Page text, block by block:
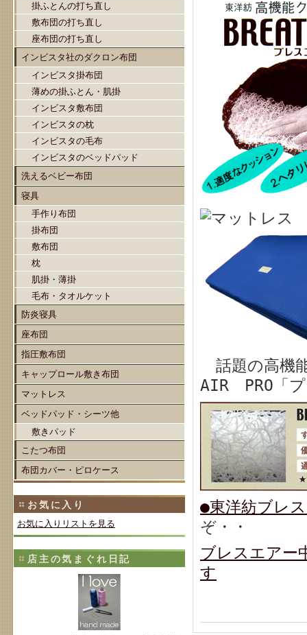
掛ふとんの打ち直し
敷布団の打ち直し
座布団の打ち直し
インビスタ社のダクロン布団
インビスタ掛布団
薄めの掛ふとん・肌掛
インビスタ敷布団
インビスタの枕
インビスタの毛布
インビスタのベッドパッド
洗えるベビー布団
寝具
手作り布団
掛布団
敷布団
枕
肌掛・薄掛
毛布・タオルケット
防炎寝具
座布団
指圧敷布団
キャップロール敷き布団
マットレス
ベッドパッド・シーツ他
敷きパッド
こたつ布団
布団カバー・ピロケース
お気に入り
お気に入りリストを見る
店主の気まぐれ日記
話題の高機
AIR PRO「
●東洋紡ブレ
ぞ・・
ブレスエアー
す